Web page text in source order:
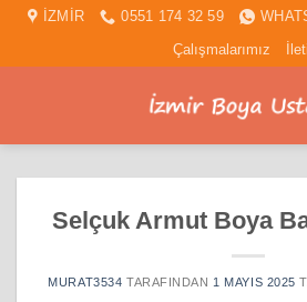
İçeriğeİZMİR 0551 174 32 59
Çalışmalarımız
Selçuk Armut Boya
MURAT3534 TARAFINDAN 1 MAYIS 2025